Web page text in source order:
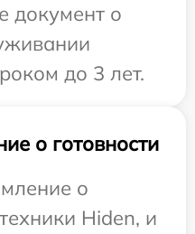
документ о
до 3 лет.
о готовности
о
Hiden, и